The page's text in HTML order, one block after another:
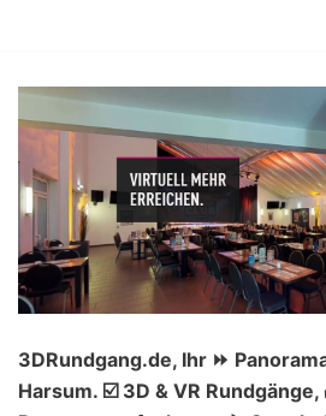
Inhalt
springen
3DRundgang.de, Ihr ⏩
Harsum. ☑️ 3D & VR